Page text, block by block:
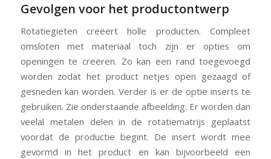
Gevolgen voor het productontwerp
Rotatiegieten creëert holle producten. Compleet
omsloten met materiaal toch zijn er opties om
openingen te creëren. Zo kan een rand toegevoegd
worden zodat het product netjes open gezaagd of
gesneden kan worden. Verder is er de optie inserts te
gebruiken. Zie onderstaande afbeelding. Er worden dan
veelal metalen delen in de rotatiematrijs geplaatst
voordat de productie begint. De insert wordt mee
gevormd in het product en kan bijvoorbeeld een